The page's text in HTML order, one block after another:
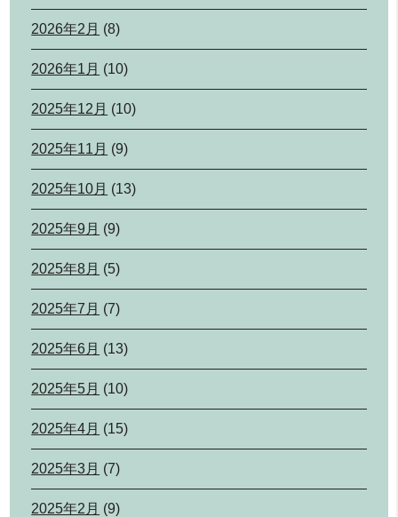
2026年2月 (8)
2026年1月 (10)
2025年12月 (10)
2025年11月 (9)
2025年10月 (13)
2025年9月 (9)
2025年8月 (5)
2025年7月 (7)
2025年6月 (13)
2025年5月 (10)
2025年4月 (15)
2025年3月 (7)
2025年2月 (9)